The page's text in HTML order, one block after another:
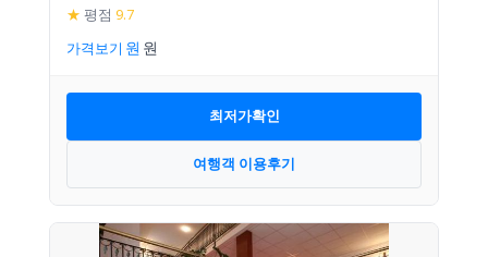
★ 평점 9.7
가격보기
최저가확인
여행객 이용후기